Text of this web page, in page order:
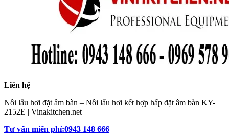
Liên hệ
Nồi lẩu hơi đặt âm bàn – Nồi lẩu hơi kết hợp hấp đặt âm bàn KY-
2152E | Vinakitchen.net
Tư vấn miến phí:0943 148 666